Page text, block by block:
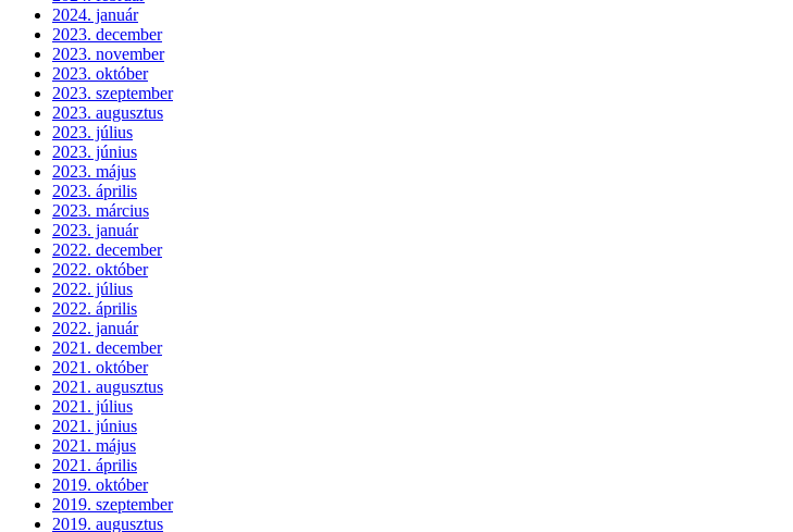
2024. január
2023. december
2023. november
2023. október
2023. szeptember
2023. augusztus
2023. július
2023. június
2023. május
2023. április
2023. március
2023. január
2022. december
2022. október
2022. július
2022. április
2022. január
2021. december
2021. október
2021. augusztus
2021. július
2021. június
2021. május
2021. április
2019. október
2019. szeptember
2019. augusztus